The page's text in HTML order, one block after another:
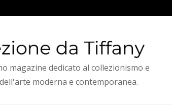
magazine dedicato al collezionismo e
moderna e contemporanea.